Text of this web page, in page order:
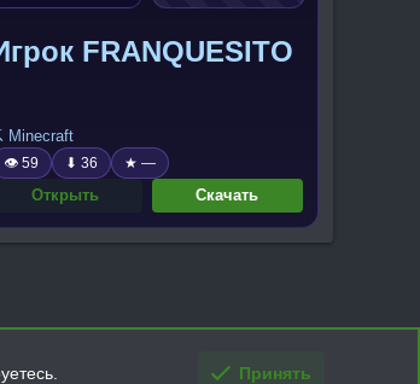
FRANQUESITO
Minecraft
👁 59 ⬇ 36 ★ —
Открыть Скачать
Принять